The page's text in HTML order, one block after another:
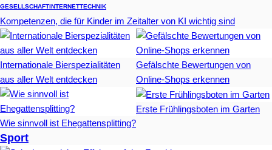
GESELLSCHAFTINTERNETTECHNIK
Kompetenzen, die für Kinder im Zeitalter von KI wichtig sind
Internationale Bierspezialitäten
aus aller Welt entdecken
Gefälschte Bewertungen von
Online-Shops erkennen
Wie sinnvoll ist Ehegattensplitting?
Erste Frühlingsboten im Garten
Sport